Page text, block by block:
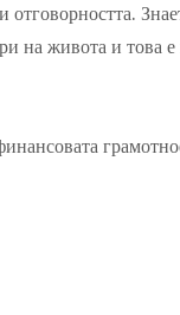
на живота и това